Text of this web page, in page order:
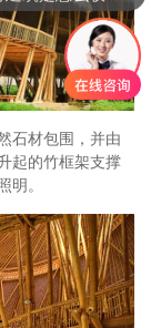
石材包围，并由
起的竹框架支撑
明。